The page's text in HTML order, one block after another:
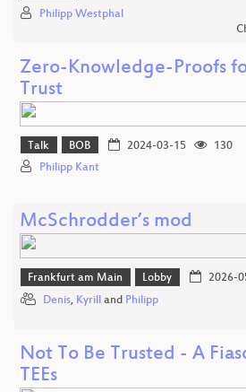
Philipp Westphal
Zero-Knowledge-Proofs
Trust
Talk BOB 2024-03-15
130
Philipp Kant
McSchrodder’s mod
Frankfurt am Main Lobby 2026-
Denis, Kyrill and Philipp
Not To Be Trusted - A
TEEs